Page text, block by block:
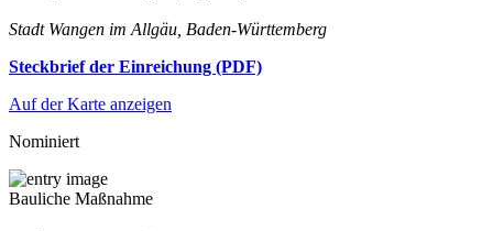
Stadt Wangen im Allgäu, Baden-Württemberg
Steckbrief der Einreichung (PDF)
Auf der Karte anzeigen
Nominiert
Bauliche Maßnahme